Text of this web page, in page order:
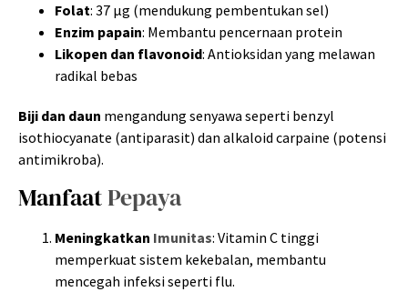
Folat: 37 µg (mendukung pembentukan sel)
Enzim papain: Membantu pencernaan protein
Likopen dan flavonoid: Antioksidan yang melawan
radikal bebas
Biji dan daun mengandung senyawa seperti benzyl
isothiocyanate (antiparasit) dan alkaloid carpaine (potensi
antimikroba).
ManfaatPepaya
Meningkatkan Imunitas: Vitamin C tinggi
memperkuat sistem kekebalan, membantu
mencegah infeksi seperti flu.